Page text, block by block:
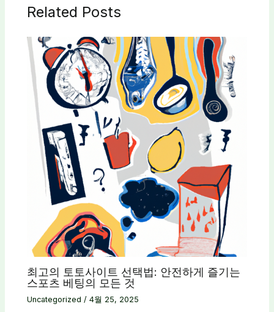
Related Posts
최고의 토토사이트 선택법: 안전하게 즐기는
스포츠 베팅의 모든 것
Uncategorized /4월 25, 2025